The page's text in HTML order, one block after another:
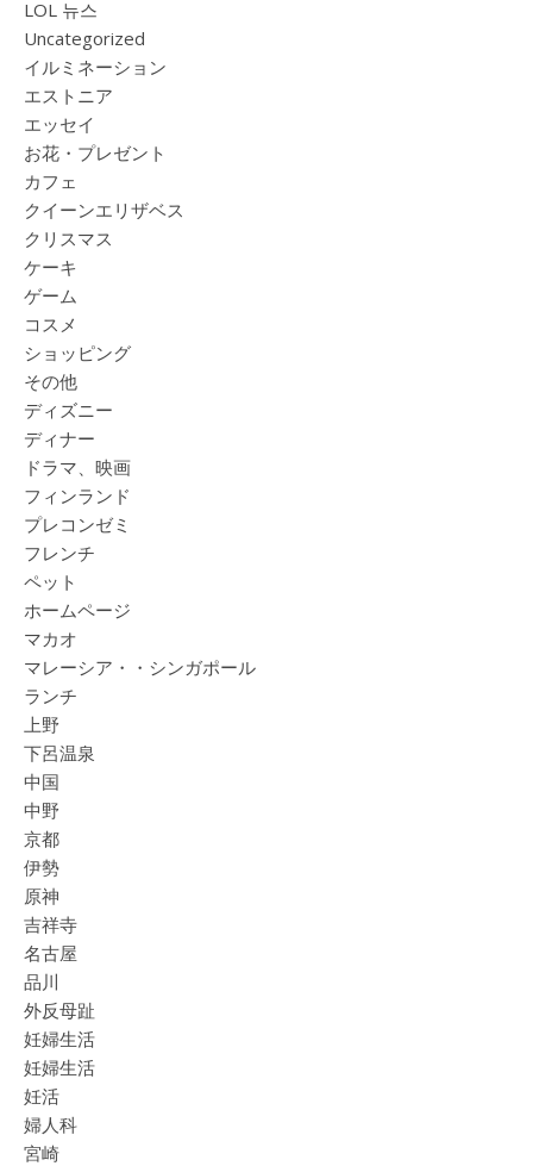
LOL 뉴스
Uncategorized
イルミネーション
エストニア
エッセイ
お花・プレゼント
カフェ
クイーンエリザベス
クリスマス
ケーキ
ゲーム
コスメ
ショッピング
その他
ディズニー
ディナー
ドラマ、映画
フィンランド
プレコンゼミ
フレンチ
ペット
ホームページ
マカオ
マレーシア・・シンガポール
ランチ
上野
下呂温泉
中国
中野
京都
伊勢
原神
吉祥寺
名古屋
品川
外反母趾
妊婦生活
妊婦生活
妊活
婦人科
宮崎